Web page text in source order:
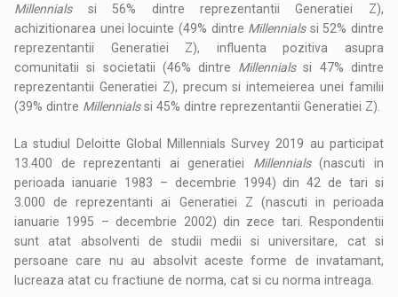
Millennialssi 56% dintre reprezentantii Generatiei Z),
achizitionarea unei locuinte (49% dintre Millennialssi 52% dintre
reprezentantii Generatiei Z), influenta pozitiva asupra
comunitatii si societatii (46% dintre Millennialssi 47% dintre
reprezentantii Generatiei Z), precum si intemeierea unei familii
(39% dintre Millennialssi 45% dintre reprezentantii Generatiei Z).
La studiul Deloitte Global Millennials Survey 2019 au participat
13.400 de reprezentanti ai generatiei Millennials(nascuti in
perioada ianuarie 1983 – decembrie 1994) din 42 de tari si
3.000 de reprezentanti ai Generatiei Z (nascuti in perioada
ianuarie 1995 – decembrie 2002) din zece tari. Respondentii
sunt atat absolventi de studii medii si universitare, cat si
persoane care nu au absolvit aceste forme de invatamant,
lucreaza atat cu fractiune de norma, cat si cu norma intreaga.